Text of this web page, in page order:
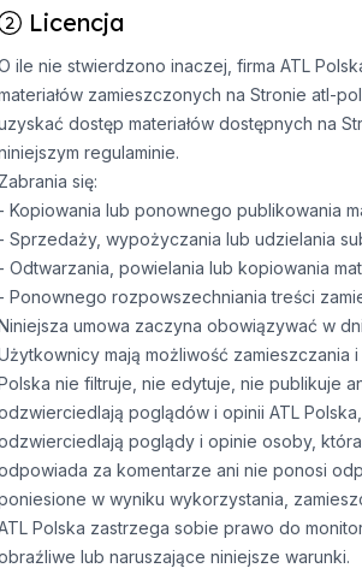
Licencja
ile nie stwierdzono inaczej, firma ATL
zamieszczonych na Stronie atl-
dostęp materiałów dostępnych na
regulaminie.
Zabrania się:
- Kopiowania lub ponownego publikowania
- Sprzedaży, wypożyczania lub udzielania
- Odtwarzania, powielania lub kopiowania
- Ponownego rozpowszechniania treści
umowa zaczyna obowiązywać w
mają możliwość zamieszczania
nie filtruje, nie edytuje, nie publikuje
poglądów i opinii ATL
poglądy i opinie osoby,
za komentarze ani nie ponosi
w wyniku wykorzystania,
Polska zastrzega sobie prawo do
lub naruszające niniejsze warunki.